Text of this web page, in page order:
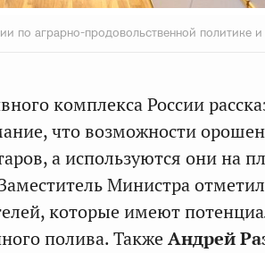
по аграрно-продовольственной политике
комплекса России
что возможности
а используются они на
Министра
которые имеют
полива. Также Андрей